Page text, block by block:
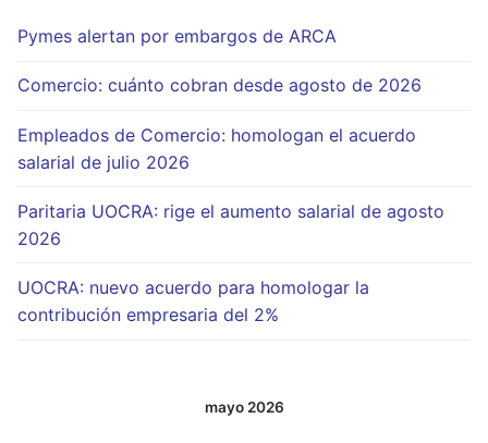
Pymes alertan por embargos de ARCA
Comercio: cuánto cobran desde agosto de 2026
Empleados de Comercio: homologan el acuerdo
salarial de julio 2026
Paritaria UOCRA: rige el aumento salarial de agosto
2026
UOCRA: nuevo acuerdo para homologar la
contribución empresaria del 2%
mayo 2026